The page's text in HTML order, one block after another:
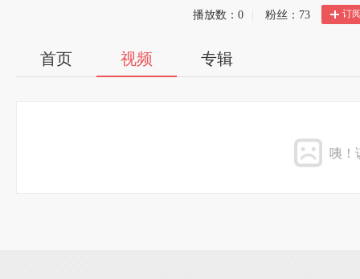
播放数： 0 粉丝： 73 订
首页 视频 专辑
咦！